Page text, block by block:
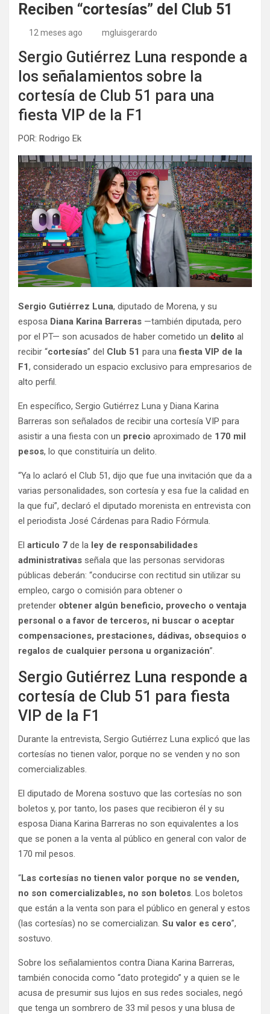
Reciben “cortesías” del Club 51
12 meses ago mgluisgerardo
Sergio Gutiérrez Luna responde a
los señalamientos sobre la
cortesía de Club 51 para una
fiesta VIP de la F1
POR: Rodrigo Ek
Sergio Gutiérrez Luna, diputado de Morena, y su
esposa Diana Karina Barreras —también diputada, pero
por el PT— son acusados de haber cometido un delito al
recibir “cortesías” del Club 51 para unafiesta VIP de la
F1, considerado un espacio exclusivo para empresarios de
alto perfil.
En específico, Sergio Gutiérrez Luna y Diana Karina
Barreras son señalados de recibir una cortesía VIP para
asistir a una fiesta con un precio aproximado de 170 mil
pesos, lo que constituiría un delito.
“Ya lo aclaró el Club 51, dijo que fue una invitación que da a
varias personalidades, son cortesía y esa fue la calidad en
la que fui”, declaró el diputado morenista en entrevista con
el periodista José Cárdenas para Radio Fórmula.
El articulo 7 de la ley de responsabilidades
administrativas señala que las personas servidoras
públicas deberán: “conducirse con rectitud sin utilizar su
empleo, cargo o comisión para obtener o
pretender obtener algún beneficio, provecho o ventaja
personal o a favor de terceros, ni buscar o aceptar
compensaciones, prestaciones, dádivas, obsequios o
regalos de cualquier persona u organización”.
Sergio Gutiérrez Luna responde a
cortesía de Club 51 para fiesta
VIP de la F1
Durante la entrevista, Sergio Gutiérrez Luna explicó que las
cortesías no tienen valor, porque no se venden y no son
comercializables.
El diputado de Morena sostuvo que las cortesías no son
boletos y, por tanto, los pases que recibieron él y su
esposa Diana Karina Barreras no son equivalentes a los
que se ponen a la venta al público en general con valor de
170 mil pesos.
“Las cortesías no tienen valor porque no se venden,
no son comercializables, no son boletos. Los boletos
que están a la venta son para el público en general y estos
(las cortesías) no se comercializan. Su valor es cero”,
sostuvo.
Sobre los señalamientos contra Diana Karina Barreras,
también conocida como “dato protegido” y a quien se le
acusa de presumir sus lujos en sus redes sociales, negó
que tenga un sombrero de 33 mil pesos y una blusa de